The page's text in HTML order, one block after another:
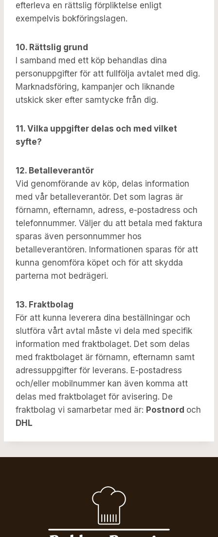
efterleva en rättslig förpliktelse enligt
exempelvis bokföringslagen.
10. Rättslig grund
I samband med ett köp behandlas dina
personuppgifter för att fullfölja avtalet med dig.
Marknadsföring, kampanjer och liknande
utskick sker efter samtycke från dig.
11. Vilka uppgifter delas och med vilket
syfte?
12. Betalleverantör
Vid genomförande av köp, delas information
med vår betalleverantör. Det som lagras är
förnamn, efternamn, adress, e-postadress och
telefonnummer. Väljer du att betala med faktura
sparas även personnummer hos
betalleverantören. Informationen sparas för att
kunna genomföra köpet och för att skydda
parterna mot bedrägeri.
13. Fraktbolag
För att kunna leverera dina beställningar och
slutföra vårt avtal måste vi dela med specifik
information med fraktbolaget. Det som delas
med fraktbolaget är förnamn, efternamn samt
adressuppgifter för leverans. E-postadress
och/eller mobilnummer kan även komma att
delas med fraktbolaget för avisering. De
fraktbolag vi samarbetar med är: Postnord och
DHL